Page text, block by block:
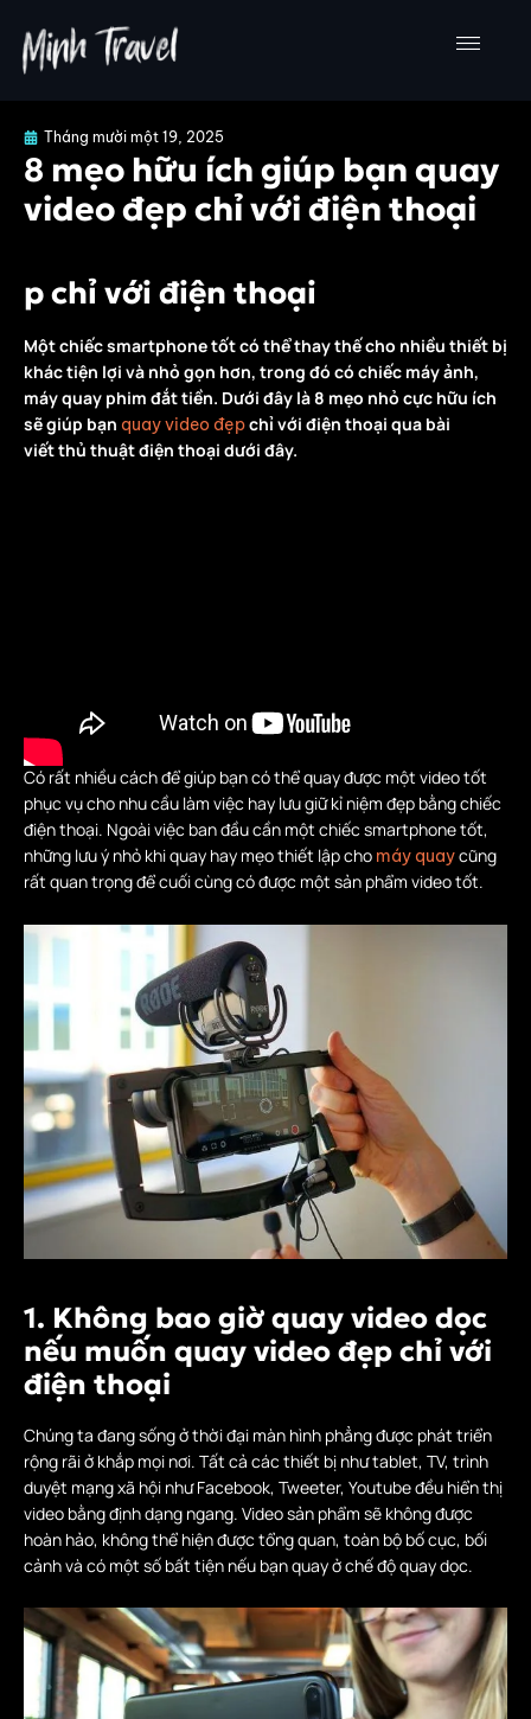
nội
Tháng mười một 19, 2025
8 mẹo hữu ích giúp bạn quay
video đẹp chỉ với điện thoại
p chỉ với điện thoại
Một chiếc smartphone tốt có thể thay thế cho nhiều thiết bị
khác tiện lợi và nhỏ gọn hơn, trong đó có chiếc máy ảnh,
máy quay phim đắt tiền. Dưới đây là 8 mẹo nhỏ cực hữu ích
sẽ giúp bạn quay video đẹpchỉ với điện thoại qua bài
viết thủ thuật điện thoại dưới đây.
Có rất nhiều cách để giúp bạn có thể quay được một video tốt
phục vụ cho nhu cầu làm việc hay lưu giữ kỉ niệm đẹp bằng chiếc
điện thoại. Ngoài việc ban đầu cần một chiếc smartphone tốt,
những lưu ý nhỏ khi quay hay mẹo thiết lập cho máy quaycũng
rất quan trọng để cuối cùng có được một sản phẩm video tốt.
1. Không bao giờ quay video dọc
nếu muốn quay video đẹp chỉ với
điện thoại
Chúng ta đang sống ở thời đại màn hình phẳng được phát triển
rộng rãi ở khắp mọi nơi. Tất cả các thiết bị như tablet, TV, trình
duyệt mạng xã hội như Facebook, Tweeter, Youtube đều hiển thị
video bằng định dạng ngang. Video sản phẩm sẽ không được
hoàn hảo, không thể hiện được tổng quan, toàn bộ bố cục, bối
cảnh và có một số bất tiện nếu bạn quay ở chế độ quay dọc.